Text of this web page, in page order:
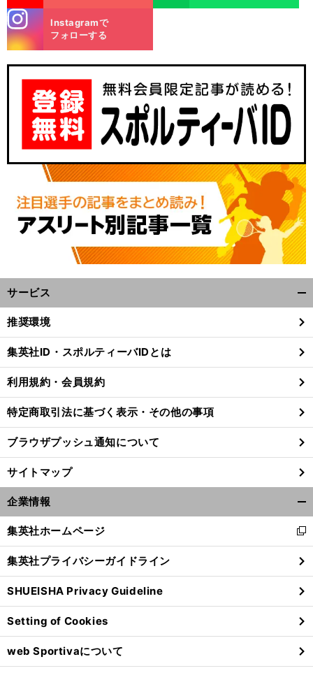
前
m
Instagramで
フォローする
サービス
閉
る
推奨環境
集英社ID・スポルティーバIDとは
利用規約・会員規約
特定商取引法に基づく表示・その他の事項
ブラウザプッシュ通知について
サイトマップ
企業情報
閉
る
集英社ホームページ
新
し
い
ウ
ィ
ン
ド
ウ
で
開
集英社プライバシーガイドライン
SHUEISHA Privacy Guideline
Setting of Cookies
web Sportivaについて